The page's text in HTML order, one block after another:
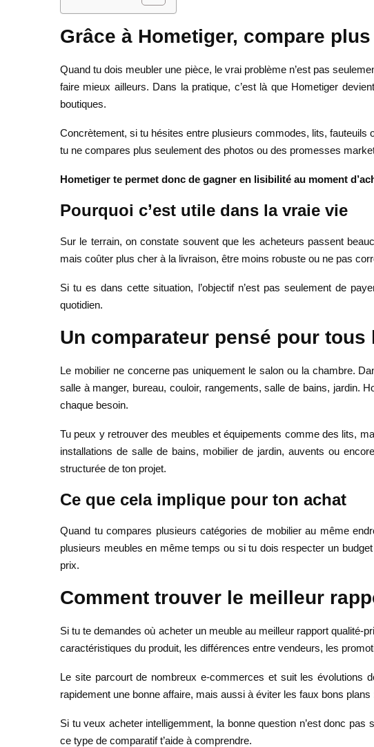
Grâce à Hometiger, compare
Quand tu dois meubler une pièce, le vrai problème n’est pas
faire mieux ailleurs. Dans la pratique, c’est là que Hometiger
boutiques.
Concrètement, si tu hésites entre plusieurs commodes, lits, fauteuils
tu ne compares plus seulement des photos ou des promesses
Hometiger te permet donc de gagner en lisibilité au moment
Pourquoi c’est utile dans la vraie vie
Sur le terrain, on constate souvent que les acheteurs passent
mais coûter plus cher à la livraison, être moins robuste ou ne pas
Si tu es dans cette situation, l’objectif n’est pas seulement de
quotidien.
Un comparateur pensé pour
Le mobilier ne concerne pas uniquement le salon ou la chambre.
salle à manger, bureau, couloir, rangements, salle de bains, jardin.
chaque besoin.
Tu peux y retrouver des meubles et équipements comme des lits,
installations de salle de bains, mobilier de jardin, auvents ou
structurée de ton projet.
Ce que cela implique pour ton achat
Quand tu compares plusieurs catégories de mobilier au même
plusieurs meubles en même temps ou si tu dois respecter un
prix.
Comment trouver le meilleur
Si tu te demandes où acheter un meuble au meilleur rapport
caractéristiques du produit, les différences entre vendeurs, les
Le site parcourt de nombreux e-commerces et suit les évolutions
rapidement une bonne affaire, mais aussi à éviter les faux bons
Si tu veux acheter intelligemment, la bonne question n’est donc pas
ce type de comparatif t’aide à comprendre.